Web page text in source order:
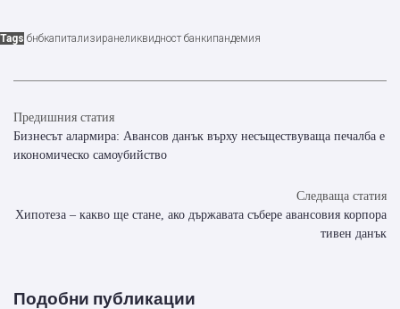
Tags бнбкапитализиранеликвидност банкипандемия
Предишния статия
Бизнесът алармира: Авансов данък върху несъществуваща печалба е
икономическо самоубийство
Следваща статия
Хипотеза – какво ще стане, ако държавата събере авансовия корпора
тивен данък
Подобни публикации